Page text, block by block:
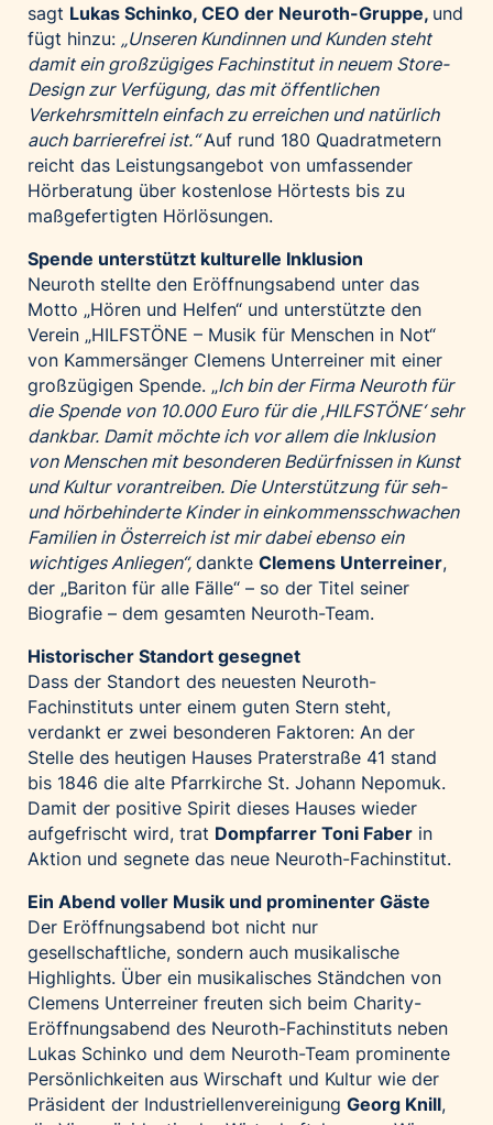
Kontakt
sagt Lukas Schinko, CEO der Neuroth-Gruppe, und
fügt hinzu: „Unseren Kundinnen und Kunden steht
damit ein großzügiges Fachinstitut in neuem Store-
Design zur Verfügung, das mit öffentlichen
Verkehrsmitteln einfach zu erreichen und natürlich
auch barrierefrei ist.“Auf rund 180 Quadratmetern
reicht das Leistungsangebot von umfassender
Hörberatung über kostenlose Hörtests bis zu
maßgefertigten Hörlösungen.
Spende unterstützt kulturelle Inklusion
Neuroth stellte den Eröffnungsabend unter das
Motto „Hören und Helfen“ und unterstützte den
Verein „HILFSTÖNE – Musik für Menschen in Not“
von Kammersänger Clemens Unterreiner mit einer
großzügigen Spende. „Ich bin der Firma Neuroth für
die Spende von 10.000 Euro für die ,HILFSTÖNE‘ sehr
dankbar. Damit möchte ich vor allem die Inklusion
von Menschen mit besonderen Bedürfnissen in Kunst
und Kultur vorantreiben. Die Unterstützung für seh-
und hörbehinderte Kinder in einkommensschwachen
Familien in Österreich ist mir dabei ebenso ein
wichtiges Anliegen“, dankte Clemens Unterreiner,
der „Bariton für alle Fälle“ – so der Titel seiner
Biografie – dem gesamten Neuroth-Team.
Historischer Standort gesegnet
Dass der Standort des neuesten Neuroth-
Fachinstituts unter einem guten Stern steht,
verdankt er zwei besonderen Faktoren: An der
Stelle des heutigen Hauses Praterstraße 41 stand
bis 1846 die alte Pfarrkirche St. Johann Nepomuk.
Damit der positive Spirit dieses Hauses wieder
aufgefrischt wird, trat Dompfarrer Toni Faber in
Aktion und segnete das neue Neuroth-Fachinstitut.
Ein Abend voller Musik und prominenter Gäste
Der Eröffnungsabend bot nicht nur
gesellschaftliche, sondern auch musikalische
Highlights. Über ein musikalisches Ständchen von
Clemens Unterreiner freuten sich beim Charity-
Eröffnungsabend des Neuroth-Fachinstituts neben
Lukas Schinko und dem Neuroth-Team prominente
Persönlichkeiten aus Wirschaft und Kultur wie der
Präsident der Industriellenvereinigung Georg Knill,